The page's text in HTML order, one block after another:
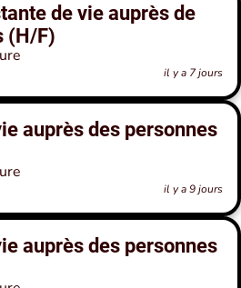
de vie auprès de
(H/F)
il y a 7 jours
auprès des personnes
il y a 9 jours
auprès des personnes